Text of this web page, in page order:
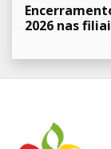
2026 nas